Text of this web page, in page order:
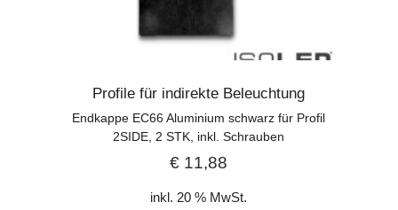
Profile für indirekte Beleuchtung
Endkappe EC66 Aluminium schwarz für Profil
2SIDE, 2 STK, inkl. Schrauben
€ 11,88
inkl. 20 % MwSt.